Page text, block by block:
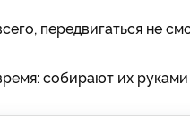
передвигаться не
собирают их